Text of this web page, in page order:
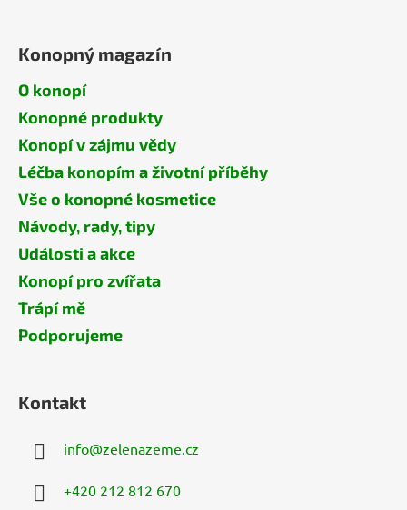
Konopný magazín
O konopí
Konopné produkty
Konopí v zájmu vědy
Léčba konopím a životní příběhy
Vše o konopné kosmetice
Návody, rady, tipy
Události a akce
Konopí pro zvířata
Trápí mě
Podporujeme
Kontakt
info@zelenazeme.cz
+420 212 812 670